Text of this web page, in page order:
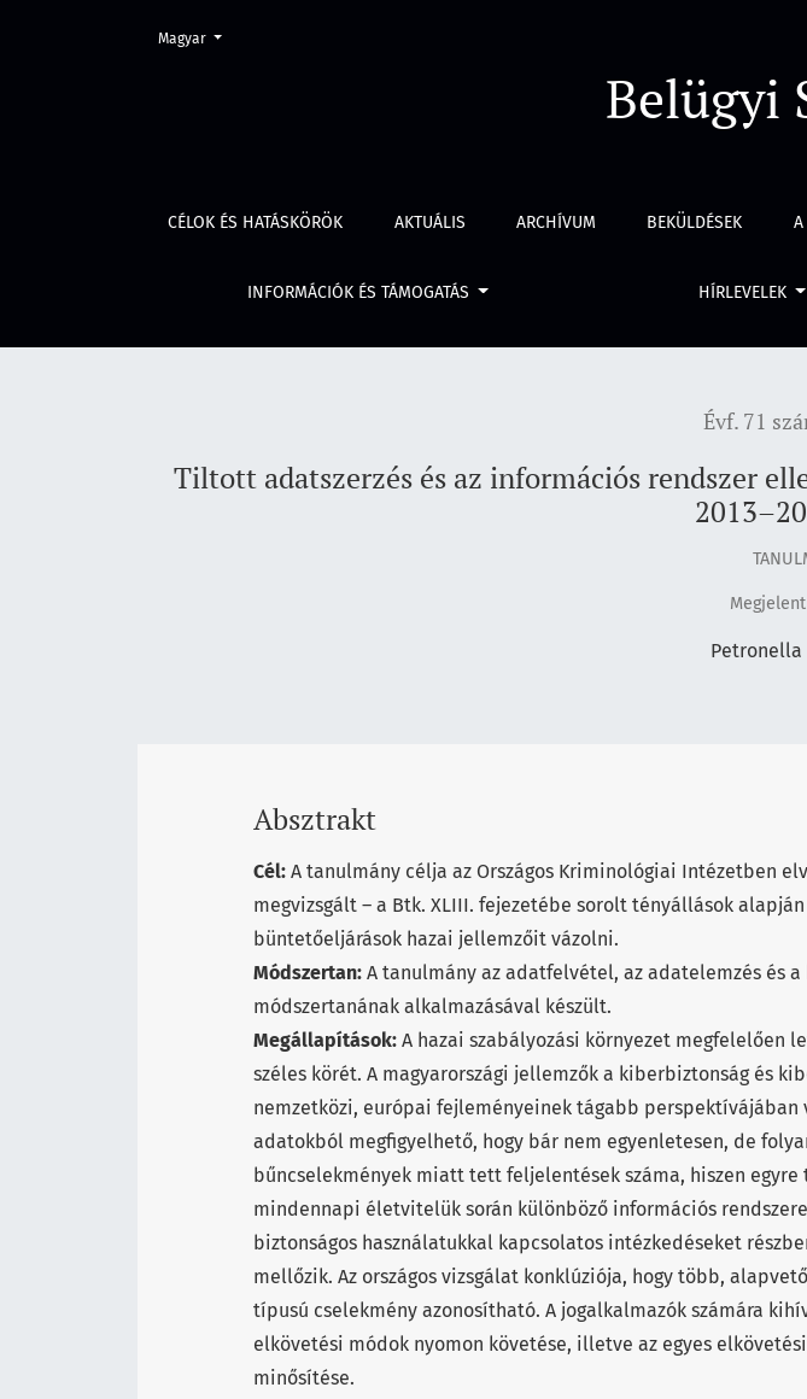
Tiltott adatszerzés és az információs rendszer elleni bűncselekmények
Belügyi
CÉLOK ÉS HATÁSKÖRÖK AKTUÁLIS ARCHÍVUM BEKÜLDÉSEK A
INFORMÁCIÓK ÉS TÁMOGATÁS HÍRLEVELEK
Change the language. The current language is:
Magyar
Évf. 71
Tiltott adatszerzés és az információs rendszer
Megjelent
Petronella
Absztrakt
Cél: A tanulmány célja az Országos Kriminológiai Intézetben
megvizsgált – a Btk. XLIII. fejezetébe sorolt tényállások
büntetőeljárások hazai jellemzőit vázolni.
Módszertan: A tanulmány az adatfelvétel, az adatelemzés és
módszertanának alkalmazásával készült.
Megállapítások: A hazai szabályozási környezet megfelelően
széles körét. A magyarországi jellemzők a kiberbiztonság és
nemzetközi, európai fejleményeinek tágabb perspektívájában
adatokból megfigyelhető, hogy bár nem egyenletesen, de
bűncselekmények miatt tett feljelentések száma, hiszen egyre
mindennapi életvitelük során különböző információs
biztonságos használatukkal kapcsolatos intézkedéseket
mellőzik. Az országos vizsgálat konklúziója, hogy több,
típusú cselekmény azonosítható. A jogalkalmazók számára
elkövetési módok nyomon követése, illetve az egyes
minősítése.